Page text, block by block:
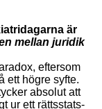
är
mellan juridik
eftersom
ett högre syfte.
absolut att
ur ett rättsstats-